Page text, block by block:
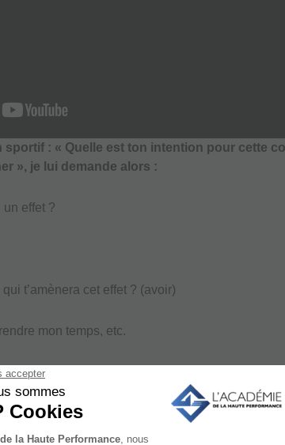
sportif : « Quelle est ton intention pour cette
», je lui demande alors :
effet ?
t’amènera cet effet ? (avoir)
mon temps, etc.
sont des causes ou des effets ?